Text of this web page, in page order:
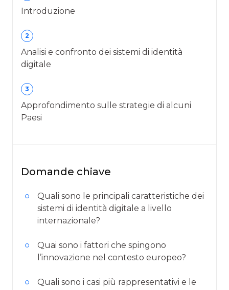
Introduzione
2
Analisi e confronto dei sistemi di identità
digitale
3
Approfondimento sulle strategie di alcuni
Paesi
Domande chiave
Quali sono le principali caratteristiche dei
sistemi di identità digitale a livello
internazionale?
Quai sono i fattori che spingono
l’innovazione nel contesto europeo?
Quali sono i casi più rappresentativi e le